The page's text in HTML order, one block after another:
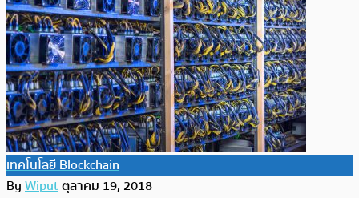
เทคโนโลยี Blockchain
ByWiputตุลาคม 19, 2018